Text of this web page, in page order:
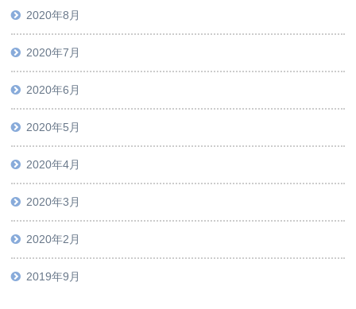
2020年8月
2020年7月
2020年6月
2020年5月
2020年4月
2020年3月
2020年2月
2019年9月